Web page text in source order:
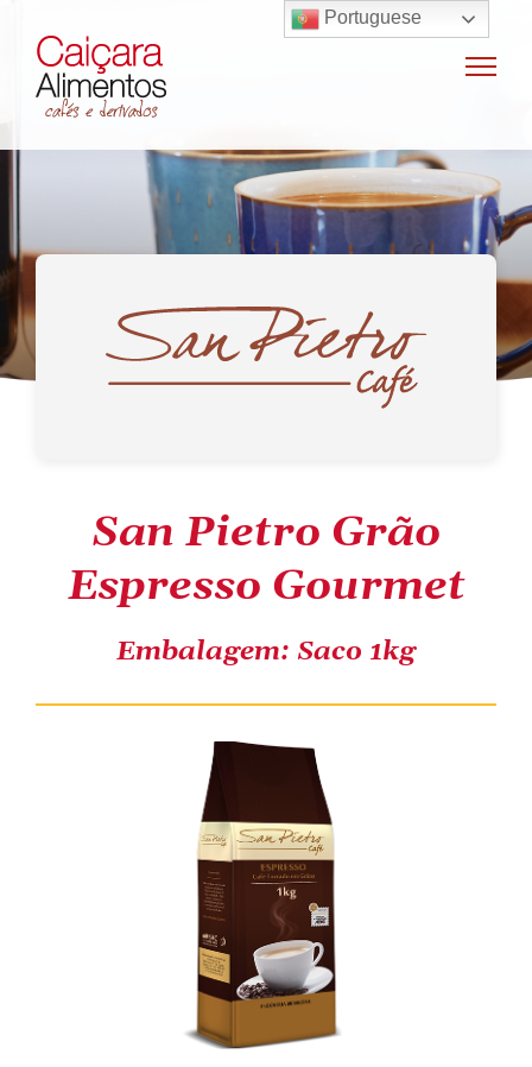
Sobre o grupo
Máquinas de café
Locação e vendas de máquinas de café
Insumos para máquinas de café
Manutenção e oficina
Nossas marcas
Produtos
COMPRE ONLINE
San Pietro Grão
Espresso Gourmet
Embalagem: Saco 1kg
Portuguese